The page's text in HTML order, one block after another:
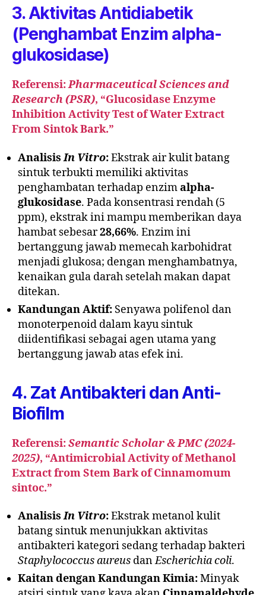
3. Aktivitas Antidiabetik
(Penghambat Enzim alpha-
glukosidase)
Referensi:Pharmaceutical Sciences and
Research (PSR), “Glucosidase Enzyme
Inhibition Activity Test of Water Extract
From Sintok Bark.”
AnalisisIn Vitro:Ekstrak air kulit batang
sintuk terbukti memiliki aktivitas
penghambatan terhadap enzimalpha-
glukosidase. Pada konsentrasi rendah (5
ppm), ekstrak ini mampu memberikan daya
hambat sebesar28,66%. Enzim ini
bertanggung jawab memecah karbohidrat
menjadi glukosa; dengan menghambatnya,
kenaikan gula darah setelah makan dapat
ditekan.
Kandungan Aktif: Senyawa polifenol dan
monoterpenoid dalam kayu sintuk
diidentifikasi sebagai agen utama yang
bertanggung jawab atas efek ini.
4. Zat Antibakteri dan Anti-
Biofilm
Referensi:Semantic Scholar & PMC (2024-
2025), “Antimicrobial Activity of Methanol
Extract from Stem Bark of Cinnamomum
sintoc.”
AnalisisIn Vitro:Ekstrak metanol kulit
batang sintuk menunjukkan aktivitas
antibakteri kategori sedang terhadap bakteri
Staphylococcus aureus danEscherichia coli.
Kaitan dengan Kandungan Kimia:Minyak